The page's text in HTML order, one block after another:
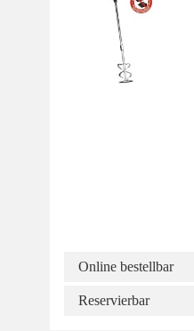
Online bestellbar
Reservierbar